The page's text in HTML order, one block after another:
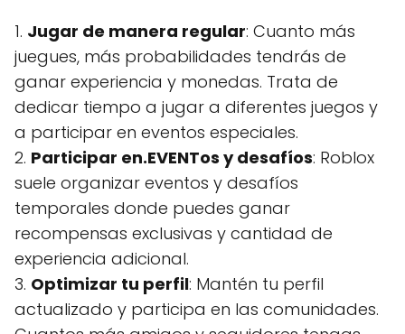
1. Jugar de manera regular: Cuanto más
juegues, más probabilidades tendrás de
ganar experiencia y monedas. Trata de
dedicar tiempo a jugar a diferentes juegos y
a participar en eventos especiales.
2. Participar en.EVENTos y desafíos: Roblox
suele organizar eventos y desafíos
temporales donde puedes ganar
recompensas exclusivas y cantidad de
experiencia adicional.
3. Optimizar tu perfil: Mantén tu perfil
actualizado y participa en las comunidades.